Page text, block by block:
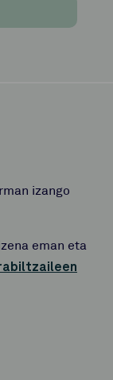
izango
eman eta